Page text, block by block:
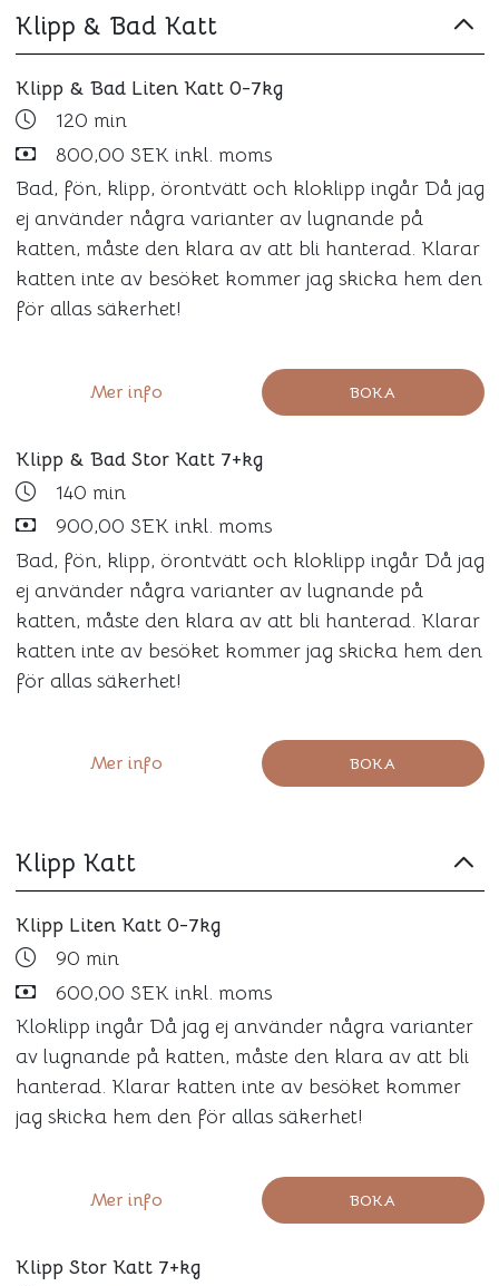
Klipp & Bad Katt
Klipp & Bad Liten Katt 0-7kg
120 min
800,00 SEK inkl. moms
Bad, fön, klipp, örontvätt och kloklipp ingår Då jag
ej använder några varianter av lugnande på
katten, måste den klara av att bli hanterad. Klarar
katten inte av besöket kommer jag skicka hem den
för allas säkerhet!
BOKA
Mer info
Klipp & Bad Stor Katt 7+kg
140 min
900,00 SEK inkl. moms
Bad, fön, klipp, örontvätt och kloklipp ingår Då jag
ej använder några varianter av lugnande på
katten, måste den klara av att bli hanterad. Klarar
katten inte av besöket kommer jag skicka hem den
för allas säkerhet!
BOKA
Mer info
Klipp Katt
Klipp Liten Katt 0-7kg
90 min
600,00 SEK inkl. moms
Kloklipp ingår Då jag ej använder några varianter
av lugnande på katten, måste den klara av att bli
hanterad. Klarar katten inte av besöket kommer
jag skicka hem den för allas säkerhet!
BOKA
Mer info
Klipp Stor Katt 7+kg